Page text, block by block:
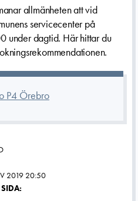
allmänheten att vid
servicecenter på
under dagtid. Här hittar du
P4 Örebro
2019 20:50